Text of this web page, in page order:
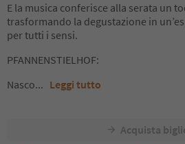
E la musica conferisce alla serata un
trasformando la degustazione in
per tutti i sensi.
PFANNENSTIELHOF:
Nasco... Leggi tutto
Acquista